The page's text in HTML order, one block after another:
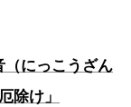
にっこうざん
除け」